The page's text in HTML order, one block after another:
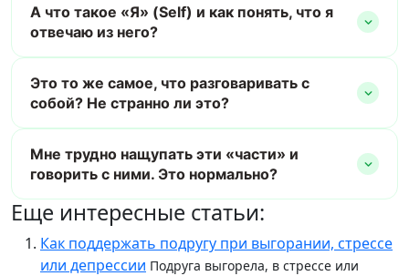
А что такое «Я» (Self) и как понять, что я
отвечаю из него?
Это то же самое, что разговаривать с
собой? Не странно ли это?
Мне трудно нащупать эти «части» и
говорить с ними. Это нормально?
Еще интересные статьи:
Как поддержать подругу при выгорании, стрессе
или депрессии Подруга выгорела, в стрессе или